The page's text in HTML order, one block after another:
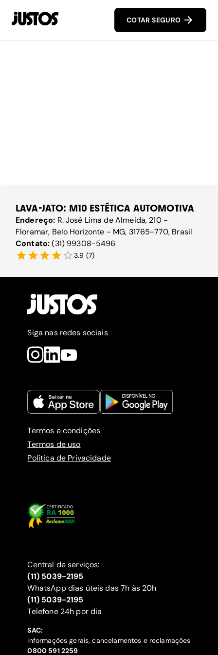
COTAR SEGURO
LAVA-JATO: M10 ESTÉTICA AUTOMOTIVA
Endereço: R. José Lima de Almeida, 210 -
Floramar, Belo Horizonte - MG, 31765-770, Brasil
Contato:(31) 99308-5496
3.9 (7)
Siga nas redes sociais
Termos e condições
Termos de uso
Política de Privacidade
Central de serviços:
(11) 5039-2195
WhatsApp dias úteis das 7h às 20h
(11) 5039-2195
‍Telefone 24h por dia
SAC:
informações gerais, cancelamentos e reclamações
‍0800 591 2259